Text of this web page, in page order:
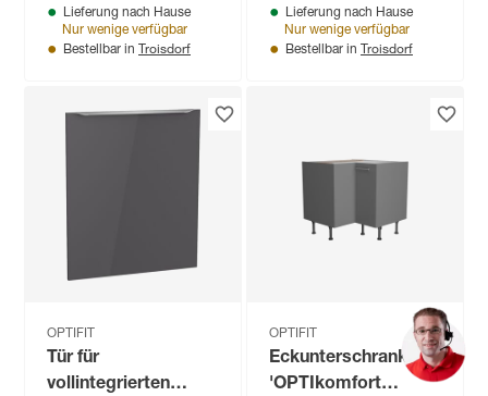
60 x 211,8 x 58,4 cm
Lieferung nach Hause
Nur wenige verfügbar
Bestellbar in Troisdorf
Lieferung nach Hause
Nur wenige verfügbar
Bestellbar in Troisdorf
OPTIFIT
Tür für
vollintegrierten
OPTIFIT
Eckunterschrank
'OPTIkomfort